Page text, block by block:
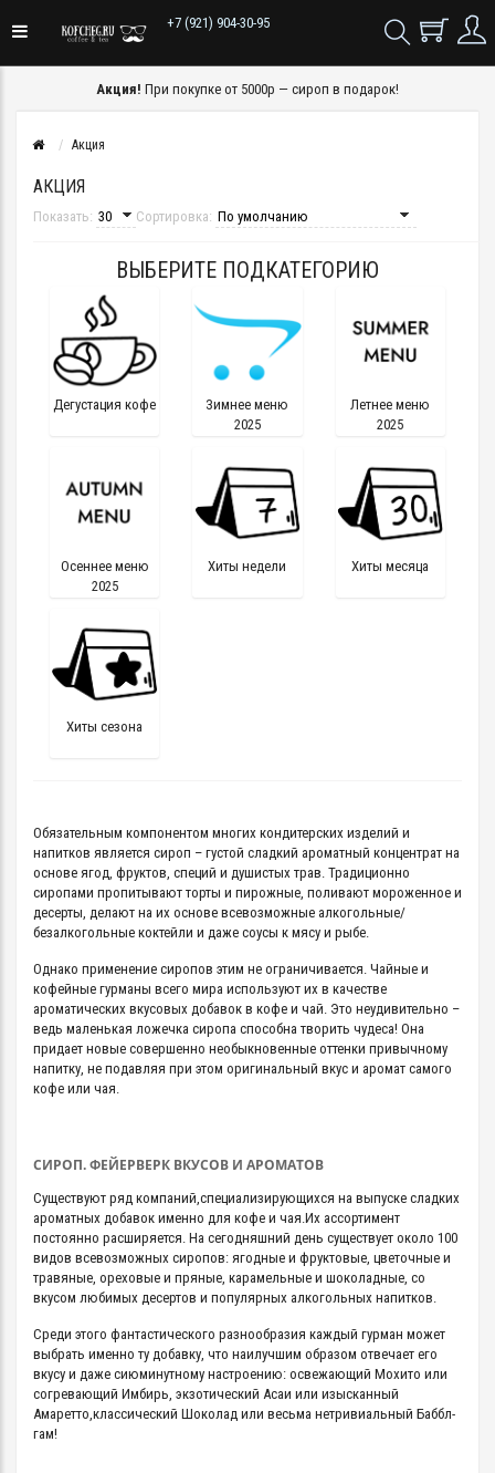
+7 (921) 904-30-95
Акция! При покупке от 5000р — сироп в подарок!
Акция
АКЦИЯ
Показать: Сортировка:
ВЫБЕРИТЕ ПОДКАТЕГОРИЮ
Дегустация кофе
Зимнее меню
2025
Летнее меню
2025
Осеннее меню
2025
Хиты недели Хиты месяца
Хиты сезона
Обязательным компонентом многих кондитерских изделий и
напитков является сироп – густой сладкий ароматный концентрат на
основе ягод, фруктов, специй и душистых трав. Традиционно
сиропами пропитывают торты и пирожные, поливают мороженное и
десерты, делают на их основе всевозможные алкогольные/
безалкогольные коктейли и даже соусы к мясу и рыбе.
Однако применение сиропов этим не ограничивается. Чайные и
кофейные гурманы всего мира используют их в качестве
ароматических вкусовых добавок в кофе и чай. Это неудивительно –
ведь маленькая ложечка сиропа способна творить чудеса! Она
придает новые совершенно необыкновенные оттенки привычному
напитку, не подавляя при этом оригинальный вкус и аромат самого
кофе или чая.
СИРОП. ФЕЙЕРВЕРК ВКУСОВ И АРОМАТОВ
Существуют ряд компаний,специализирующихся на выпуске сладких
ароматных добавок именно для кофе и чая.Их ассортимент
постоянно расширяется. На сегодняшний день существует около 100
видов всевозможных сиропов: ягодные и фруктовые, цветочные и
травяные, ореховые и пряные, карамельные и шоколадные, со
вкусом любимых десертов и популярных алкогольных напитков.
Среди этого фантастического разнообразия каждый гурман может
выбрать именно ту добавку, что наилучшим образом отвечает его
вкусу и даже сиюминутному настроению: освежающий Мохито или
согревающий Имбирь, экзотический Асаи или изысканный
Амаретто,классический Шоколад или весьма нетривиальный Баббл-
гам!